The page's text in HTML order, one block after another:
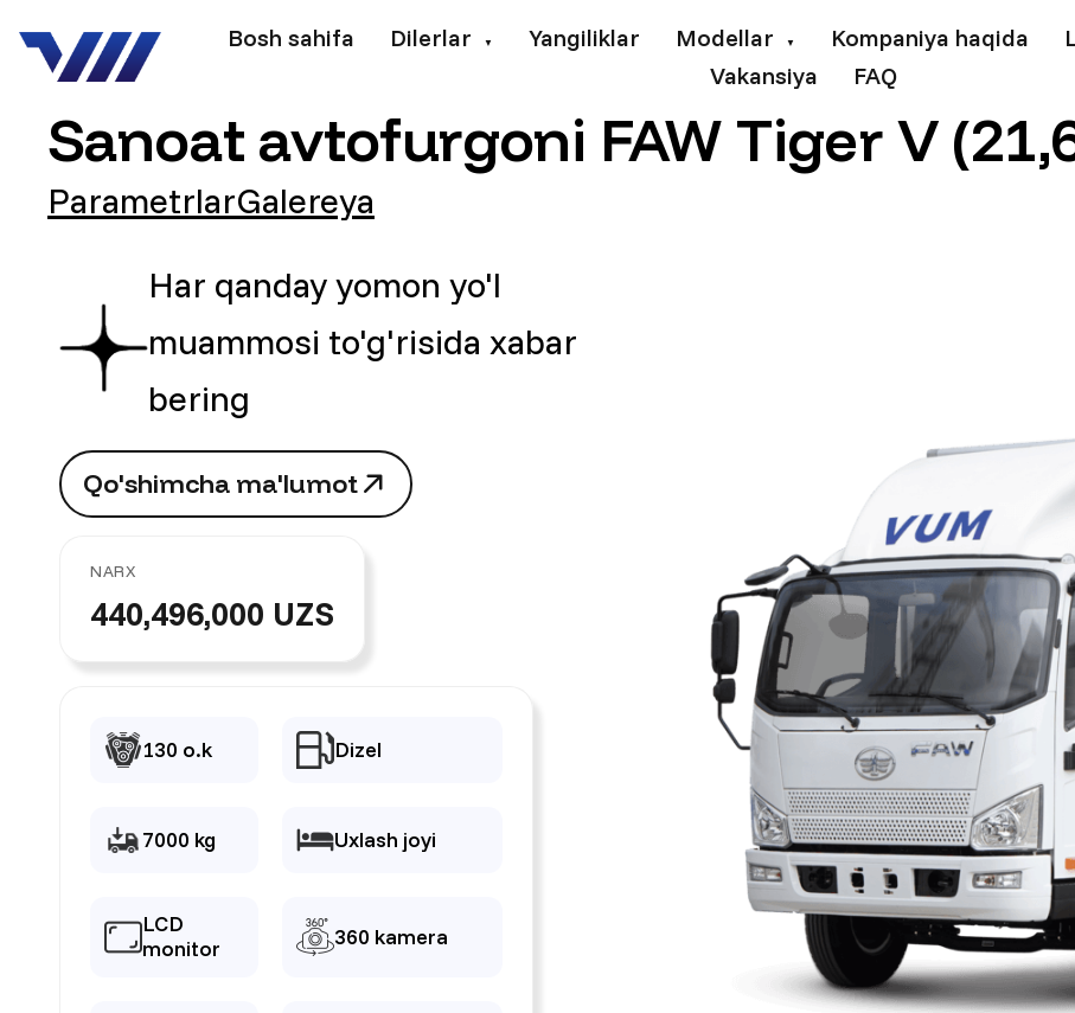
Bosh sahifa Dilerlar ▼ Yangiliklar Modellar ▼ Kompaniya haqida
Vakansiya
FAQ
Sanoat avtofurgoni FAW Tiger V
ParametrlarGalereya
Har qanday yomon yo'l
muammosi to'g'risida xabar
bering
Qo'shimcha ma'lumot
Qo'shimchama'lumot
NARX
440,496,000 UZS
130 o.k Dizel
7000 kg Uxlash joyi
LCD
monitor
360 kamera